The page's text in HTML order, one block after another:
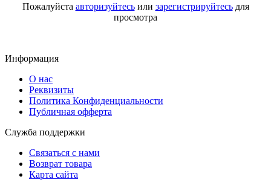
Пожалуйста авторизуйтесьили зарегистрируйтесьдля
просмотра
Информация
О нас
Реквизиты
Политика Конфиденциальности
Публичная офферта
Служба поддержки
Связаться с нами
Возврат товара
Карта сайта